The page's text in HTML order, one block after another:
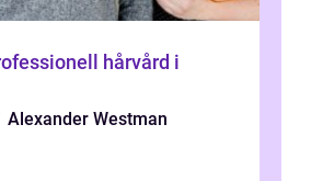
Alexander Westman